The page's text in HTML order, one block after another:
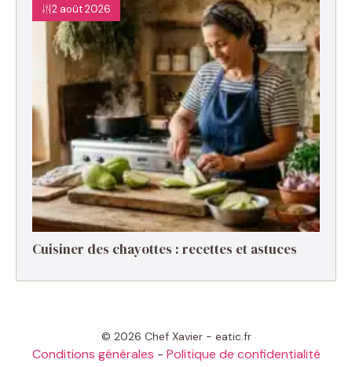
2 août 2026
Cuisiner des chayottes : recettes et astuces
© 2026 Chef Xavier - eatic.fr
Conditions générales - Politique de confidentialité